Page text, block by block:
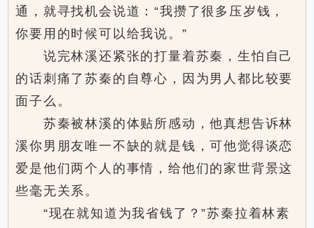
通，就寻找机会说道：“我攒了很多压岁钱，
你要用的时候可以给我说。”
说完林溪还紧张的打量着苏秦，生怕自己
的话刺痛了苏秦的自尊心，因为男人都比较要
面子么。
苏秦被林溪的体贴所感动，他真想告诉林
溪你男朋友唯一不缺的就是钱，可他觉得谈恋
爱是他们两个人的事情，给他们的家世背景这
些毫无关系。
“现在就知道为我省钱了？”苏秦拉着林素